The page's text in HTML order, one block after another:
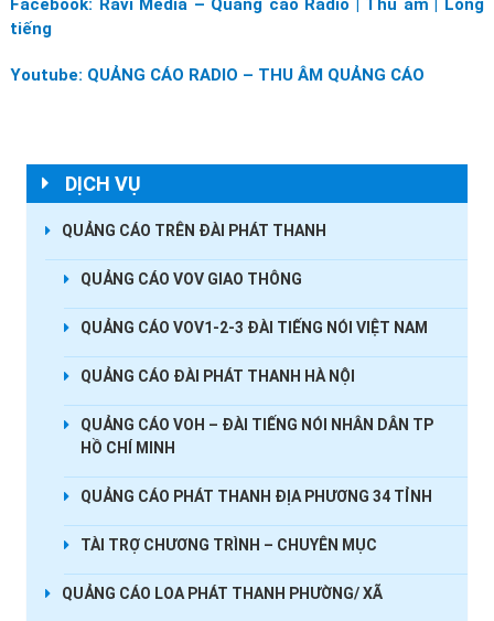
Facebook: Ravi Media – Quảng cáo Radio | Thu âm | Lồng
tiếng
Youtube: QUẢNG CÁO RADIO – THU ÂM QUẢNG CÁO
DỊCH VỤ
QUẢNG CÁO TRÊN ĐÀI PHÁT THANH
QUẢNG CÁO VOV GIAO THÔNG
QUẢNG CÁO VOV1-2-3 ĐÀI TIẾNG NÓI VIỆT NAM
QUẢNG CÁO ĐÀI PHÁT THANH HÀ NỘI
QUẢNG CÁO VOH – ĐÀI TIẾNG NÓI NHÂN DÂN TP
HỒ CHÍ MINH
QUẢNG CÁO PHÁT THANH ĐỊA PHƯƠNG 34 TỈNH
TÀI TRỢ CHƯƠNG TRÌNH – CHUYÊN MỤC
QUẢNG CÁO LOA PHÁT THANH PHƯỜNG/ XÃ